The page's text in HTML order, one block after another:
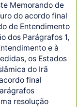
Memorando de
do acordo final
de Entendimento
dos Parágrafos 1,
e à
os Estados
do Irã
final
resolução